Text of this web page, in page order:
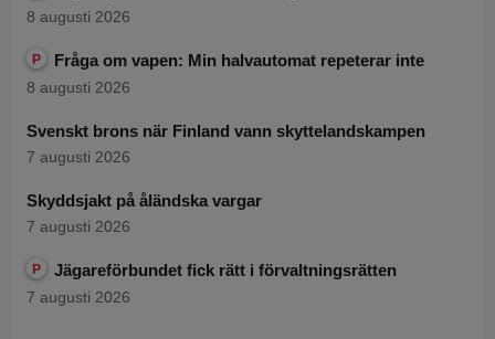
8 augusti 2026
P Fråga om vapen: Min halvautomat repeterar inte
8 augusti 2026
Svenskt brons när Finland vann skyttelandskampen
7 augusti 2026
Skyddsjakt på åländska vargar
7 augusti 2026
P Jägareförbundet fick rätt i förvaltningsrätten
7 augusti 2026